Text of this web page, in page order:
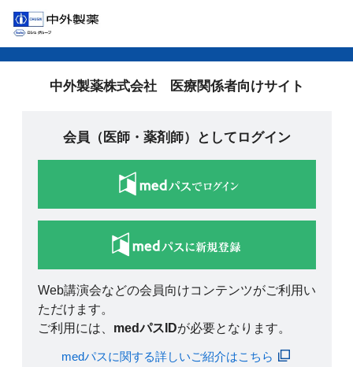
中外製薬株式会社 医療関係者向けサイト
会員（医師・薬剤師）としてログイン
Web講演会などの会員向けコンテンツがご利用い
ただけます。
ご利用には、 medパスIDが必要となります。
medパスに関する詳しいご紹介はこちら